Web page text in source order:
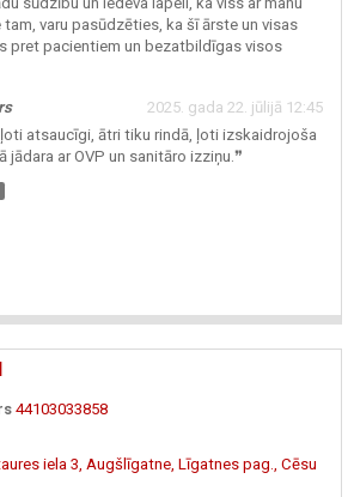
varu pasūdzēties, ka šī ārste un visas
pret pacientiem un bezatbildīgas visos
2025. gada 22. jūlijā 12:45
atsaucīgi, ātri tiku rindā, ļoti izskaidrojoša
jādara ar OVP un sanitāro izziņu.❞
44103033858
iela 3, Augšlīgatne, Līgatnes pag., Cēsu